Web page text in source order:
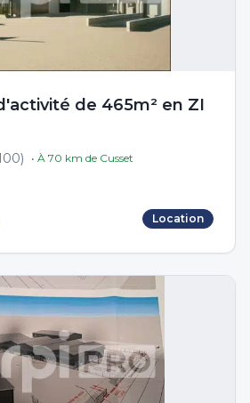
de 465m² en ZI
) • À 70 km de Cusset
Location